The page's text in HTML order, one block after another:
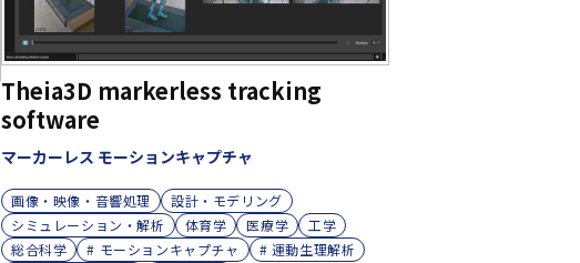
Theia3D markerless tracking
software
マーカーレス モーションキャプチャ
画像・映像・音響処理
設計・モデリング
シミュレーション・解析
体育学 医療学
工学
総合科学
# モーションキャプチャ
# 運動生理解析